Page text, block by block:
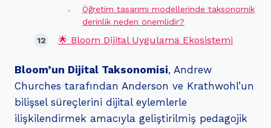
Öğretim tasarımı modellerinde taksonomik
derinlik neden önemlidir?
🌟 Bloom Dijital Uygulama Ekosistemi
Bloom’un Dijital Taksonomisi, Andrew
Churches tarafından Anderson ve Krathwohl’un
bilişsel süreçlerini dijital eylemlerle
ilişkilendirmek amacıyla geliştirilmiş pedagojik